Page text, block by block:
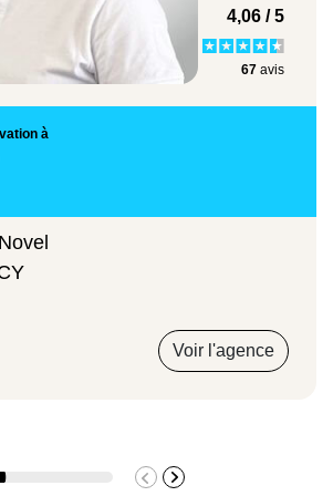
de l’appartement, notre
fera parvenir un devis gratuit et
restons également à votre
ou
Estimation de prix
De 300 à 500 € / m²
4,06 / 5
67 avis
à
Voir l'agence